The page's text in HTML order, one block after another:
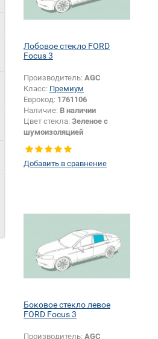
Лобовое стекло FORD
Focus 3
Производитель: AGC
Класс: Премиум
Еврокод: 1761106
Наличие: В наличии
Цвет стекла: Зеленое с
шумоизоляцией
Изменение крепления
зеркала + шелкографии:
Добавить в сравнение
Боковое стекло левое
FORD Focus 3
Производитель: AGC